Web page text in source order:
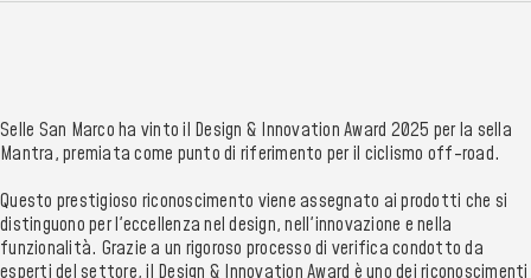
Selle San Marco ha vinto il Design & Innovation Award 2025 per la sella
Mantra, premiata come punto di riferimento per il ciclismo off-road.
Questo prestigioso riconoscimento viene assegnato ai prodotti che si
distinguono per l'eccellenza nel design, nell'innovazione e nella
funzionalità. Grazie a un rigoroso processo di verifica condotto da
esperti del settore, il Design & Innovation Award è uno dei riconoscimenti